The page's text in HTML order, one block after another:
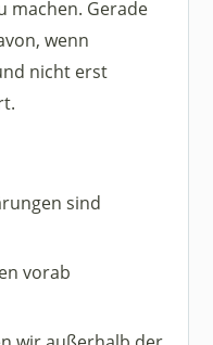
machen. Gerade
wenn
nicht erst
sind
vorab